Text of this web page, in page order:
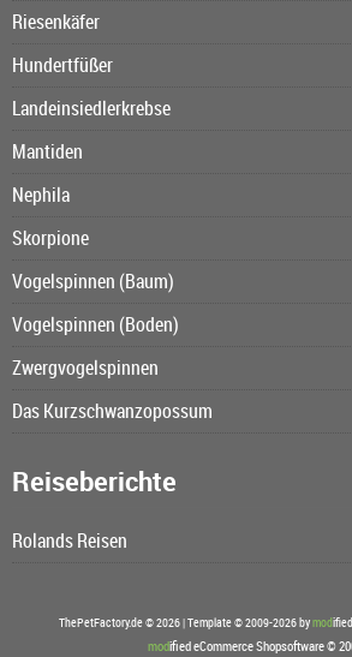
Riesenkäfer
Hundertfüßer
Landeinsiedlerkrebse
Mantiden
Nephila
Skorpione
Vogelspinnen (Baum)
Vogelspinnen (Boden)
Zwergvogelspinnen
Das Kurzschwanzopossum
Reiseberichte
Rolands Reisen
ThePetFactory.de © 2026 | Template © 2009-2026 bymod
modified eCommerce Shopsoftware ©